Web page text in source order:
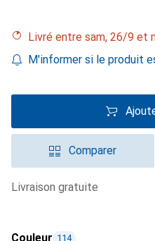
Livré entre sam, 26/9 et
M'informer si le produit
Comparer
livraison gratuite
Couleur 114